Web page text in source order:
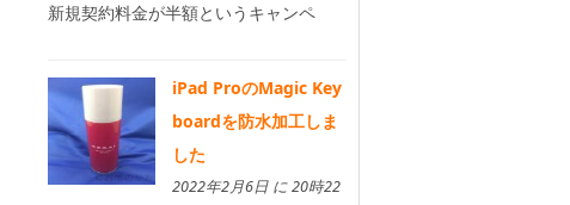
新規契約料金が半額というキャンペ
iPad ProのMagic Key
boardを防水加工しま
した
2022年2月6日 に 20時22